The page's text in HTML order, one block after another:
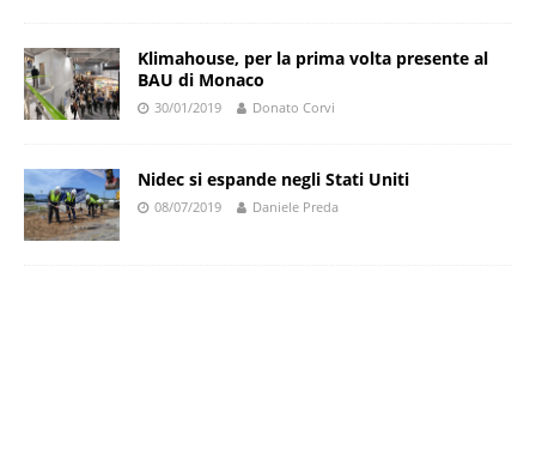
Klimahouse, per la prima volta presente al
BAU di Monaco
30/01/2019 Donato Corvi
Nidec si espande negli Stati Uniti
08/07/2019 Daniele Preda